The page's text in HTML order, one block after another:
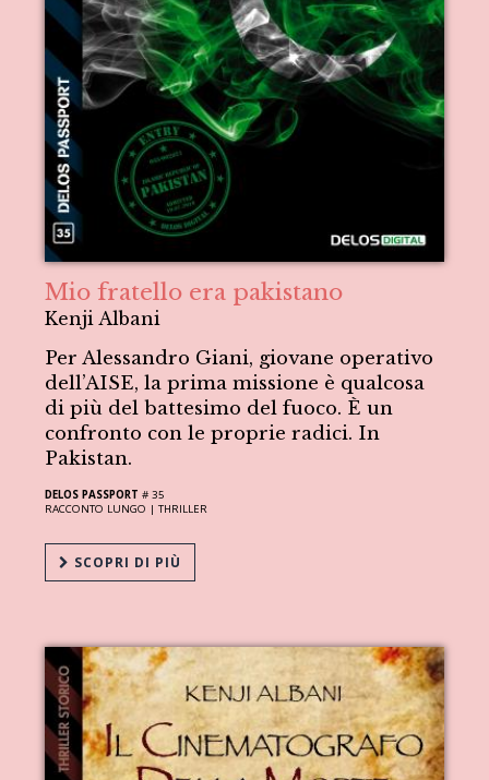
Mio fratello era pakistano
Kenji Albani
Per Alessandro Giani, giovane operativo
dell’AISE, la prima missione è qualcosa
di più del battesimo del fuoco. È un
confronto con le proprie radici. In
Pakistan.
DELOS PASSPORT # 35
RACCONTO LUNGO |THRILLER
SCOPRI DI PIÙ